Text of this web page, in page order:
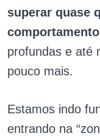
superar quase
comportamento
profundas e até
pouco mais.
Estamos indo
entrando na